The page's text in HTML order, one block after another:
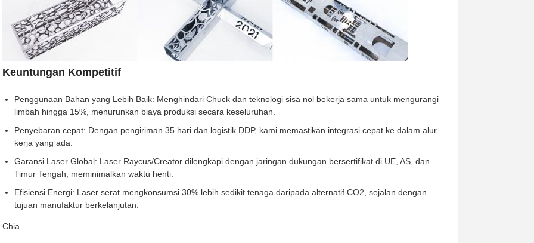
Keuntungan Kompetitif
Penggunaan Bahan yang Lebih Baik: Menghindari Chuck dan teknologi sisa nol bekerja sama untuk mengurangi
limbah hingga 15%, menurunkan biaya produksi secara keseluruhan.
Penyebaran cepat: Dengan pengiriman 35 hari dan logistik DDP, kami memastikan integrasi cepat ke dalam alur
kerja yang ada.
Garansi Laser Global: Laser Raycus/Creator dilengkapi dengan jaringan dukungan bersertifikat di UE, AS, dan
Timur Tengah, meminimalkan waktu henti.
Efisiensi Energi: Laser serat mengkonsumsi 30% lebih sedikit tenaga daripada alternatif CO2, sejalan dengan
tujuan manufaktur berkelanjutan.
Chia